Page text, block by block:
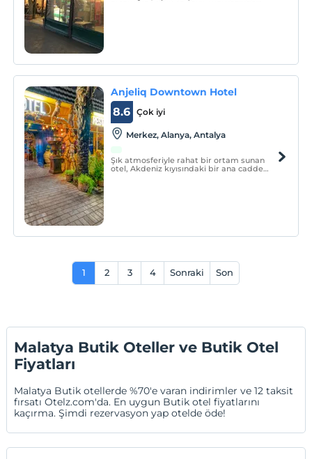
Anjeliq Downtown Hotel
Çok iyi
8.6
Merkez, Alanya, Antalya
Şık atmosferiyle rahat bir ortam sunan
otel, Akdeniz kıyısındaki bir ana cadde
1 2 3 4 Sonraki Son
Malatya Butik Oteller ve Butik Otel
Fiyatları
Malatya Butik otellerde %70'e varan indirimler ve 12 taksit
fırsatı Otelz.com'da. En uygun Butik otel fiyatlarını
kaçırma. Şimdi rezervasyon yap otelde öde!